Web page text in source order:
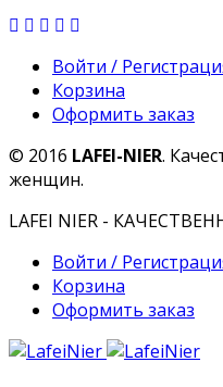
Войти /
Корзина
Оформить заказ
© 2016 LAFEI-NIER.
женщин.
LAFEI NIER -
Войти /
Корзина
Оформить заказ